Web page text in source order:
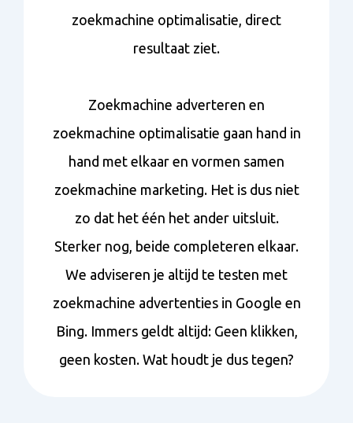
zoekmachine optimalisatie, direct
resultaat ziet.
Zoekmachine adverteren en
zoekmachine optimalisatie gaan hand in
hand met elkaar en vormen samen
zoekmachine marketing. Het is dus niet
zo dat het één het ander uitsluit.
Sterker nog, beide completeren elkaar.
We adviseren je altijd te testen met
zoekmachine advertenties in Google en
Bing. Immers geldt altijd: Geen klikken,
geen kosten. Wat houdt je dus tegen?